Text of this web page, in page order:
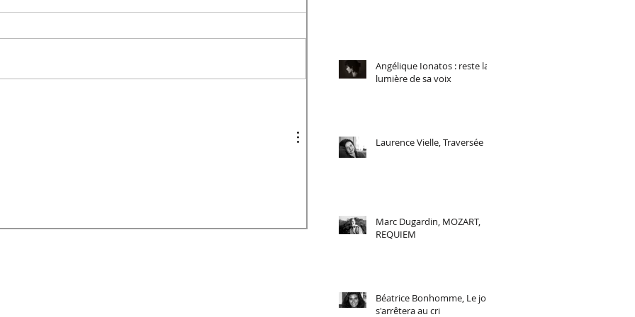
Angélique Ionatos : reste la
lumière de sa voix
Laurence Vielle, Traversée
Marc Dugardin, MOZART,
REQUIEM
Béatrice Bonhomme, Le jour
s'arrêtera au cri